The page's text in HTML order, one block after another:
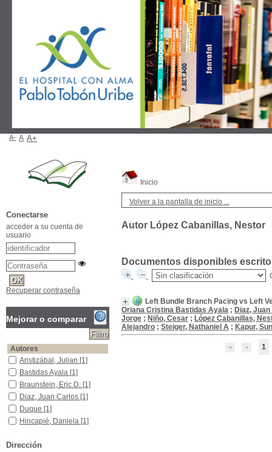
Inicio
Volver a la pantalla de inicio ...
Autor López Cabanillas, Nestor
Documentos disponibles
Left Bundle Branch Pacing vs Left
Oriana Cristina Bastidas Ayala ; Diaz,
Jorge ; Niño, Cesar ; López Cabanillas,
Alejandro ; Steiger, Nathaniel A ; Kapur,
1
A- A A+
Conectarse
acceder a su cuenta de
usuario
Recuperar contraseña
Mejorar o comparar
Autores
Aristizábal, Julian
Aristizábal, Julian [1]
Bastidas Ayala
Bastidas Ayala [1]
Braunstein, Eric D.
Braunstein, Eric D. [1]
Diaz, Juan Carlos
Diaz, Juan Carlos [1]
DuqueDuque [1]
Hincapié, Daniela
Hincapié, Daniela [1]
Kapur, Sunil
Kapur, Sunil
Dirección